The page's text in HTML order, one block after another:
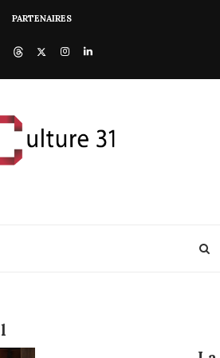
PARTENAIRES